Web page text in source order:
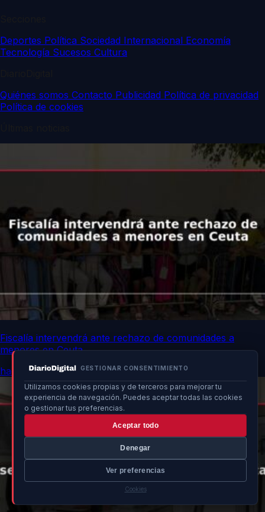
GESTIONAR CONSENTIMIENTO
Utilizamos cookies propias y de terceros para mejorar tu
experiencia de navegación. Puedes aceptar todas las cookies
o gestionar tus preferencias.
Aceptar todo
Denegar
Ver preferencias
Cookies
Deportes Política Sociedad Internacional Economía
Tecnología Sucesos Cultura
Quiénes somos Contacto Publicidad Política de privacidad
Política de cookies
Fiscalía intervendrá ante rechazo de comunidades a
menores en Ceuta
hace 15h